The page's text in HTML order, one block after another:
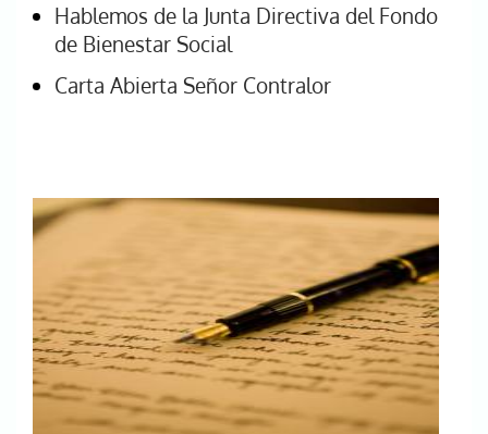
Hablemos de la Junta Directiva del Fondo
de Bienestar Social
Carta Abierta Señor Contralor